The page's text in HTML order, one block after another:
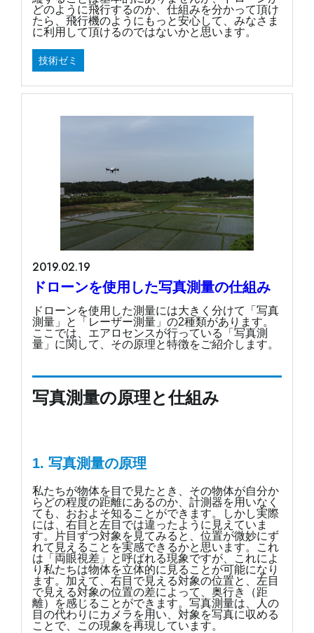
どのように飛行するのか、仕組みを分かって頂け
たら、飛行機のようにもっと安心して、みなさま
に利用して頂けるのではないかと思います。
技術ゼミ
2019.02.19
ドローンを使用した写真測量の仕組み
ドローンを使用した測量には大きく分けて「写真
測量」と「レーザー測量」の2種類があります。
ここでは、エアロセンスが行っている「写真測
量」に関して、その原理と特徴をご紹介します。
写真測量の原理と仕組み
1. 写真測量の原理
私たちが物体を目で見たとき、その物体が自分か
らどの程度の距離にあるのか、計測器を用いなく
ても、おおよそ知ることができます。しかし実際
には、右目と左目では違ったように見えていま
す。片目ずつ対象を見てみると、位置が微妙にず
れて見えることを実感できるかと思います。これ
は「両眼視差」と呼ばれる現象ですが、これによ
り私たちは物体を立体的に見ることが可能になり
ます。加えて、右目で見える対象の位置と、左目
で見える対象の位置の差によって、奥行き（距
離）を感じることができます。写真測量は、人の
目の代わりにカメラを用い、対象を写真に収める
ことで、この現象を再現しています。